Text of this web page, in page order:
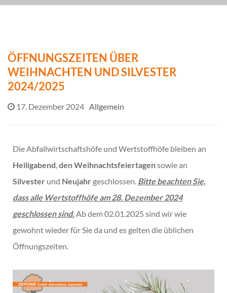
ÖFFNUNGSZEITEN ÜBER
WEIHNACHTEN UND SILVESTER
2024/2025
17. Dezember 2024 Allgemein
Die Abfallwirtschaftshöfe und Wertstoffhöfe bleiben an
Heiligabend,den Weihnachtsfeiertagensowie an
Silvester und Neujahr geschlossen. Bitte beachten Sie,
dass alle Wertstoffhöfe am 28. Dezember 2024
geschlossen sind.Ab dem 02.01.2025 sind wir wie
gewohnt wieder für Sie da und es gelten die üblichen
Öffnungszeiten.